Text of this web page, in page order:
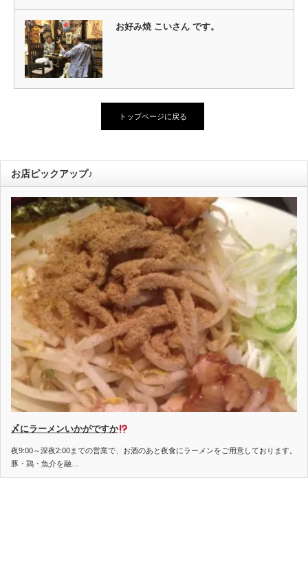
お好み焼 こいさん です。
トップページに戻る
お店ピックアップ♪
〆にラーメンいかがですか
夜9:00～深夜2:00までの営業で、お酒のあと夜食にラーメンをご用意しております。
豚・鶏・魚介を融…